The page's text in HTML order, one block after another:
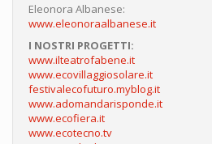
Eleonora Albanese:
www.eleonoraalbanese.it
I NOSTRI PROGETTI:
www.ilteatrofabene.it
www.ecovillaggiosolare.it
festivalecofuturo.myblog.it
www.adomandarisponde.it
www.ecofiera.it
www.ecotecno.tv